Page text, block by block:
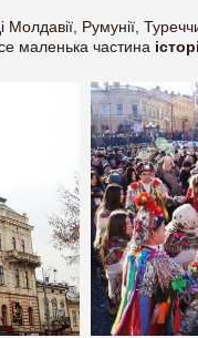
Молдавії, Румунії,
маленька частина